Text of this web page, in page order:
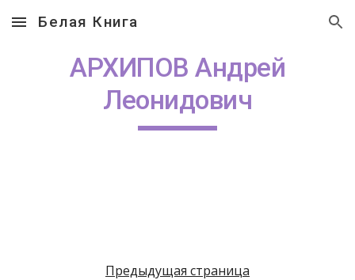
Skip to main content Skip to navigation
Белая Книга
АРХИПОВ Андрей
Леонидович
Предыдущая страница